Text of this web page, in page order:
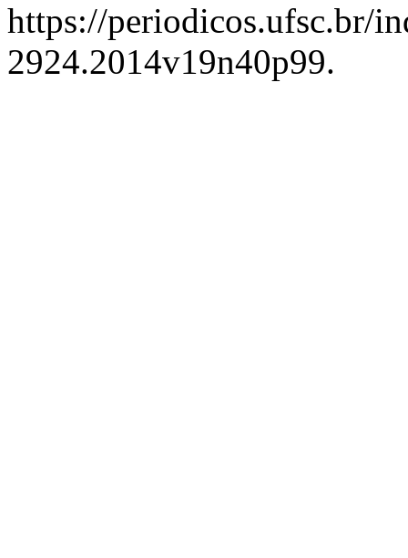
https://periodicos.ufsc.br/
2924.2014v19n40p99.